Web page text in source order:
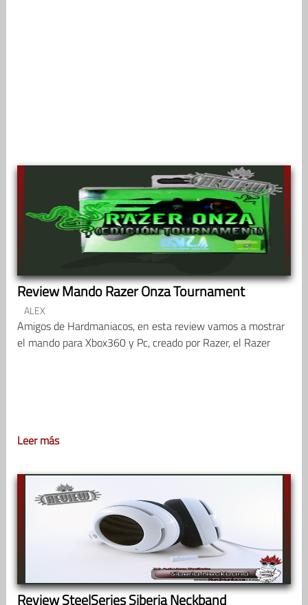
Review Mando Razer Onza Tournament
ALEX
Amigos de Hardmaniacos, en esta review vamos a mostrar
el mando para Xbox360 y Pc, creado por Razer, el Razer
Leer más
Review SteelSeries Siberia Neckband